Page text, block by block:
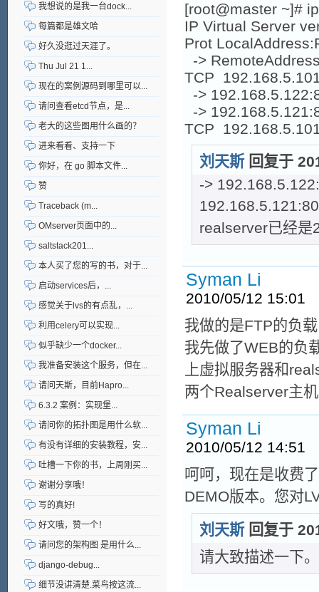
[root@master ~]#
IP Virtual Server
Prot
->
TCP
->
->
TCP
刘天斯回复于
->
realserver已经是
Syman Li
2010/05/12 15:01
我做的是FTP的负
我先做了WEB的负
上虚拟服务器和
两个Realserver主
Syman Li
2010/05/12 14:51
呵呵，现在是收费
DEMO版本。您对
刘天斯回复于
请大致描述一下。
我想说的是我一台dock...
每篇都是雄文哈
好久没逛过天涯了。
Thu Jul 21 1...
现在的案例源码到哪里可以...
请问查看etcd节点，是...
老大的这些图用什么画的？
进来看看、支持一下
你好，在 go 脚本文件...
赞
Traceback (m...
OMserver页面中的...
saltstack201...
本人买了您的写的书，对于...
启动services后，...
感觉关于lvs的有点乱，...
利用celery可以实现...
似乎缺少一个docker...
我准备安装这个服务，但在...
请问天斯，目前Hapro...
6.3.2 案例：实现堡...
请问你的拓扑图是用什么软...
有没有详细的安装教程，安...
吐槽一下你的书，上周刚买...
谢谢分享哦！
写的真好!
好文哦，赞一个！
请问您的架构图 是用什么...
django-debug...
细节没讲清楚.菜鸟按这流...